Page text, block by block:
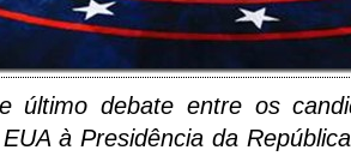
último debate entre os
à Presidência da